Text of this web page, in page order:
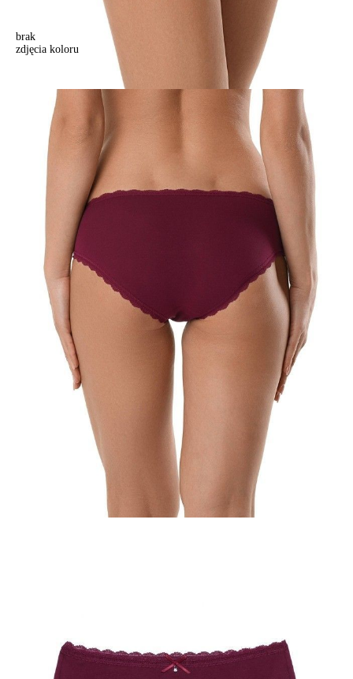
brak
zdjęcia koloru
Majtki damskie SECRET CHARM LB 986 (w pudełku),r.90, bordo
Majtki damskie SECRET CHARM LB 986 (w pudełku),r.90, bordo
ZDJĘCIA
ZDJĘCIA
ZDJĘCIA
Rozmiary:
Tabela rozmiarów
106/XL
DODAJ DO KOSZYKA
Jak złożyć zamówienie
POWIADOM MNIE O DOSTĘPNOŚCI
ПОЛУЧИТЬ ПО EMAIL
darmowa od 99 zł
czas dostawy: 1-2 dni robocze
Paczkomaty InPost 24/7,
darmowa od 50 zł
czas dostawy: 1-2 dni robocze
w sklepie Conte (Łodz)
pn.- czw. 8:00 - 16:00, pt. 8:00 - 14:00
· wykwintna włoska koronka на талии и ножках
· kokardka i dekoracja z przodu
· bawełna z efektem "jedwabiu"